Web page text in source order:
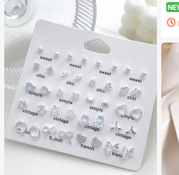
ส
วัน
ละ
ดส